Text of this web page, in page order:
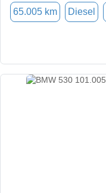
65.005 km Diesel